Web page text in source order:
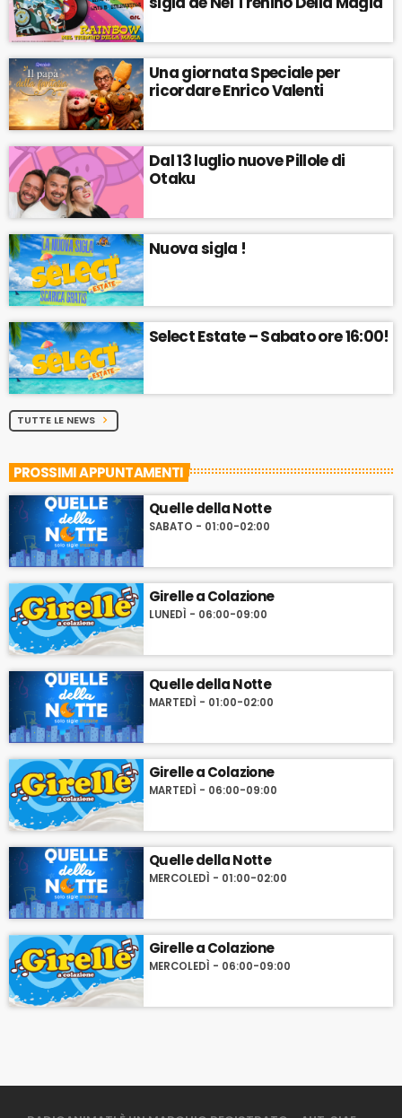
Una giornata Speciale per
ricordare Enrico Valenti
Dal 13 luglio nuove Pillole di
Otaku
Nuova sigla !
Select Estate – Sabato ore 16:00!
TUTTE LE NEWS chevron_right
PROSSIMI APPUNTAMENTI
Quelle della Notte
SABATO - 01:00-02:00
Girelle a Colazione
LUNEDÌ - 06:00-09:00
Quelle della Notte
MARTEDÌ - 01:00-02:00
Girelle a Colazione
MARTEDÌ - 06:00-09:00
Quelle della Notte
MERCOLEDÌ - 01:00-02:00
Girelle a Colazione
MERCOLEDÌ - 06:00-09:00